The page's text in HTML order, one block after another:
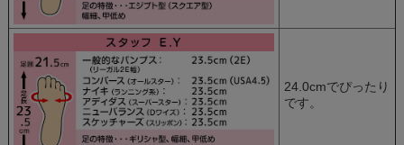
24.0cmでぴったり
です。